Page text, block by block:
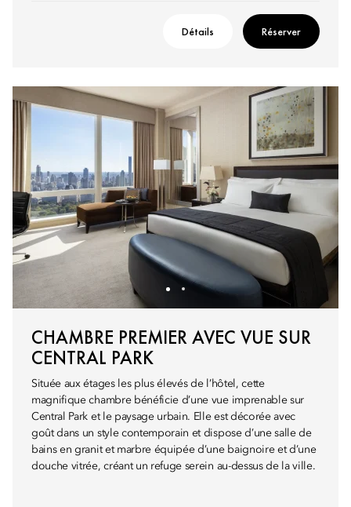
Détails Réserver
CHAMBRE PREMIER AVEC VUE SUR
CENTRAL PARK
Située aux étages les plus élevés de l’hôtel, cette
magnifique chambre bénéficie d’une vue imprenable sur
Central Park et le paysage urbain. Elle est décorée avec
goût dans un style contemporain et dispose d’une salle de
bains en granit et marbre équipée d’une baignoire et d’une
douche vitrée, créant un refuge serein au-dessus de la ville.